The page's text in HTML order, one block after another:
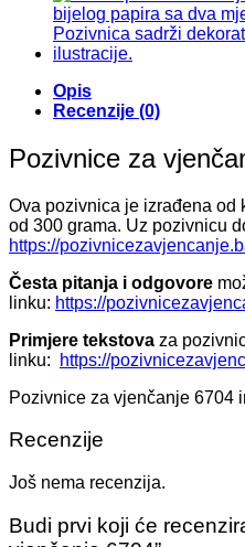
Opis
Recenzije (0)
Pozivnice za
Ova pozivnica je izrađena od
od 300 grama. Uz pozivnicu
https://
Česta pitanja i odgovore
linku: https://
Primjere tekstova za
linku:
https://
Pozivnice za vjenčanje 6704
Recenzije
Još nema recenzija.
Budi prvi koji će